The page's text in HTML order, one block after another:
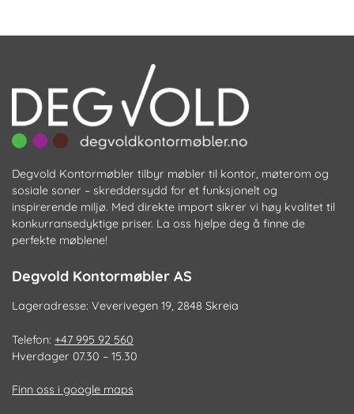
Degvold Kontormøbler tilbyr møbler til kontor, møterom og
sosiale soner – skreddersydd for et funksjonelt og
inspirerende miljø. Med direkte import sikrer vi høy kvalitet til
konkurransedyktige priser. La oss hjelpe deg å finne de
perfekte møblene!
Degvold Kontormøbler AS
Lageradresse: Veverivegen 19, 2848 Skreia
Telefon: +47 995 92 560
Hverdager 07.30 – 15.30
Finn oss i google maps